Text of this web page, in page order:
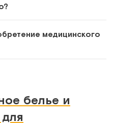
медицинского
белье и